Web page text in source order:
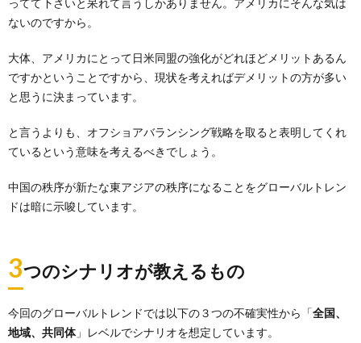
ってて下さいと呆れて言うしかありません。アメリカにそんな気は
ないのですから。
大体、アメリカにとって日米同盟の強化がどれほどメリットあるん
ですかということですから、現状を考えればデメリットの方が多い
と思うに決まっています。
と言うよりも、オフショアバランシング戦略を取ると表明してくれ
ているという意味を考えるべきでしょう。
中国の秩序が新たな東アジアの秩序になることをグローバルトレン
ドは暗に示唆しています。
3つのシナリオが教えるもの
今回のグローバルトレンドでは以下の３つの不確実性から「全国、
地域、共同体」レベルでシナリオを想定しています。